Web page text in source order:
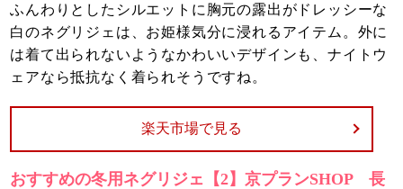
ふんわりとしたシルエットに胸元の露出がドレッシーな
白のネグリジェは、お姫様気分に浸れるアイテム。外に
は着て出られないようなかわいいデザインも、ナイトウ
ェアなら抵抗なく着られそうですね。
楽天市場で見る
おすすめの冬用ネグリジェ【2】京プランSHOP 長